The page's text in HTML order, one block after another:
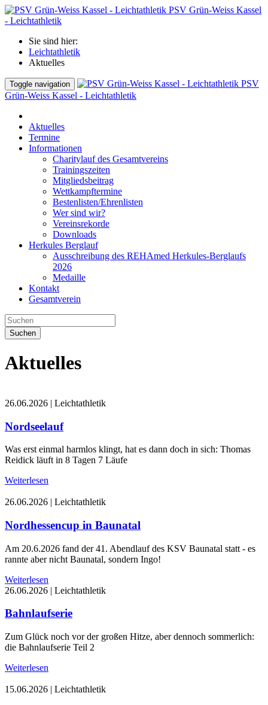
PSV Grün-Weiss Kassel
- Leichtathletik
Sie sind hier:
Leichtathletik
Aktuelles
Toggle navigation
PSV
Grün-Weiss Kassel - Leichtathletik
Aktuelles
Termine
Informationen
Charitylauf des Gesamtvereins
Trainingszeiten
Mitgliedsbeitrag
Wettkampftermine
Bestenlisten/Ehrenlisten
Wer sind wir?
Vereinsrekorde
Downloads
Herkules Berglauf
Ausschreibung des REHAmed Herkules-Berglaufs
2026
Medaille
Kontakt
Gesamtverein
Suchen
Aktuelles
26.06.2026 | Leichtathletik
Nordseelauf
Was erst einmal harmlos klingt, hat es dann doch in sich: Thomas
Reidick läuft in 8 Tagen 7 Läufe
Weiterlesen
26.06.2026 | Leichtathletik
Nordhessencup in Baunatal
Am 20.6.2026 fand der 41. Abendlauf des KSV Baunatal statt - es
rannte aber nicht Baunatal, sondern Ingo!
Weiterlesen
26.06.2026 | Leichtathletik
Bahnlaufserie
Zum Glück noch vor der großen Hitze, aber dennoch sommerlich:
die Bahnlaufserie Teil 2
Weiterlesen
15.06.2026 | Leichtathletik